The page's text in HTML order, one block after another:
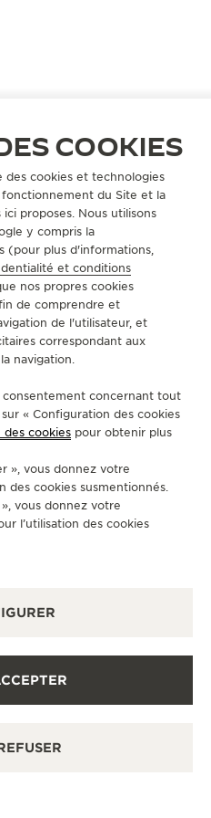
COOKIES
cookies et technologies
du Site et la
proposes. Nous utilisons
y compris la
(pour plus d'informations,
et conditions
nos propres cookies
de comprendre et
de l'utilisateur, et
correspondant aux
navigation.
concernant tout
« Configuration des cookies
des cookies pour obtenir plus
», vous donnez votre
des cookies susmentionnés.
vous donnez votre
l’utilisation des cookies